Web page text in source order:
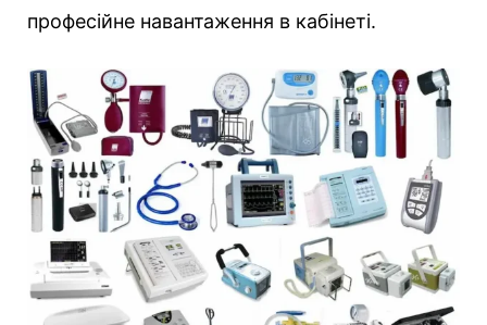
професійне навантаження в кабінеті.